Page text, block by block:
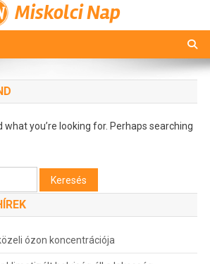
Miskolci Nap
what you’re looking for. Perhaps searching
ózon koncentrációja